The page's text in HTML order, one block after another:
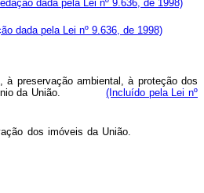
dada pela Lei nº 9.636, de 1998)
dada pela Lei nº 9.636, de 1998)
preservação ambiental, à proteção dos
Patrimônio da União.(Incluído pela Lei nº
conservação dos imóveis da União.